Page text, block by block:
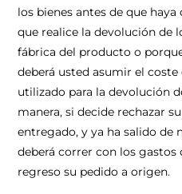
los bienes antes de que
que realice la devolución de
fábrica del producto o
deberá usted asumir el
utilizado para la devolución
manera, si decide rechazar
entregado, y ya ha salido de
deberá correr con los gastos
regreso su pedido a origen.